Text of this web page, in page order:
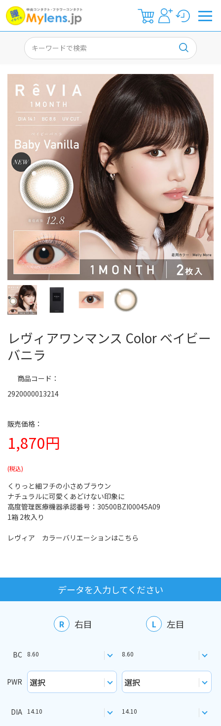
レヴィアワンマンス Color ベイビー
バニラ
1,870円
商品コード
2920000013214
くりっと細フチの小さめブラウン
ナチュラルに可愛くあどけない印象に
高度管理医療機器承認番号：30500BZI00045A09
1箱 2枚入り
レヴィア カラーバリエーションはこちら
データを入力してください
R 右目 L 左目
BC 8.60 8.60
PWR
DIA 14.10 14.10